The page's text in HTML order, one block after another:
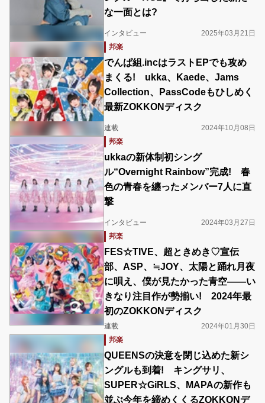
な一面とは?
インタビュー
2025年03月21日
邦楽
でんぱ組.incはラストEPでも攻め
まくる! ukka、Kaede、Jams
Collection、PassCodeもひしめく
最新ZOKKONディスク
連載
2024年10月08日
邦楽
ukkaの新体制初シング
ル“Overnight Rainbow”完成! 春
色の青春を纏ったメンバー7人に直
撃
インタビュー
2024年03月27日
邦楽
FES☆TIVE、超ときめき♡宣伝
部、ASP、≒JOY、太陽と踊れ月夜
に唄え、僕が見たかった青空――い
きなり注目作が勢揃い! 2024年最
初のZOKKONディスク
連載
2024年01月30日
邦楽
QUEENSの決意を閉じ込めた新シ
ングルも到着! キングサリ、
SUPER☆GiRLS、MAPAの新作も
並ぶ今年を締めくくるZOKKONデ